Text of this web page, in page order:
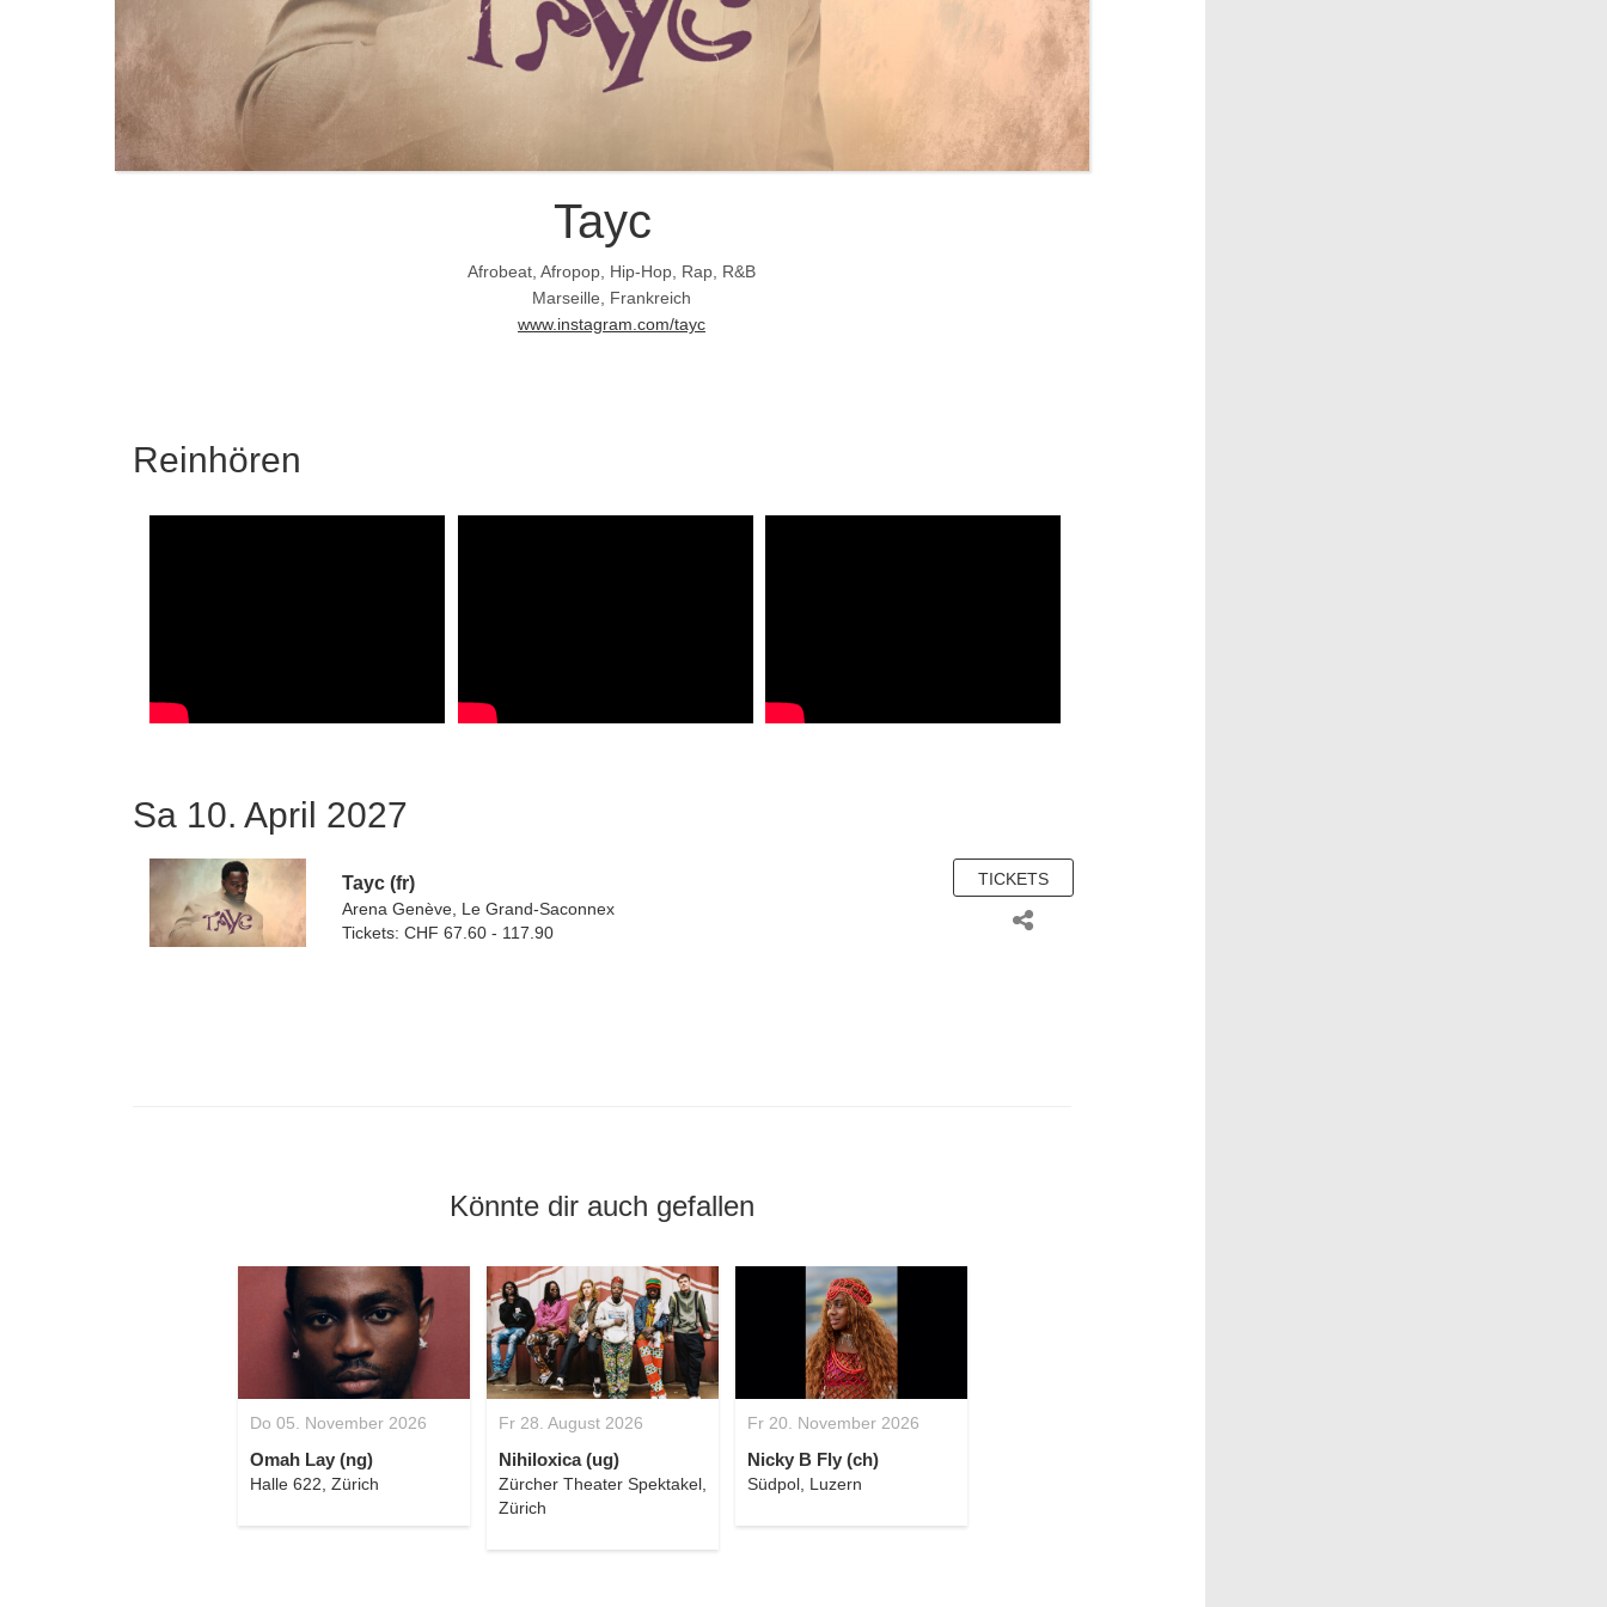
Tayc
Afrobeat, Afropop, Hip-Hop, Rap, R&B
Marseille, Frankreich
www.instagram.com/tayc
Reinhören
Sa 10. April 2027
Tayc (fr)
Arena Genève, Le Grand-Saconnex
Tickets: CHF 67.60 - 117.90
TICKETS
Könnte dir auch gefallen
Do 05. November 2026
Omah Lay (ng)
Halle 622, Zürich
Fr 28. August 2026
Nihiloxica (ug)
Zürcher Theater Spektakel,
Zürich
Fr 20. November 2026
Nicky B Fly (ch)
Südpol, Luzern